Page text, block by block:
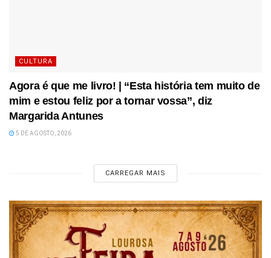
CULTURA
Agora é que me livro! | “Esta história tem muito de
mim e estou feliz por a tornar vossa”, diz
Margarida Antunes
5 DE AGOSTO, 2026
CARREGAR MAIS